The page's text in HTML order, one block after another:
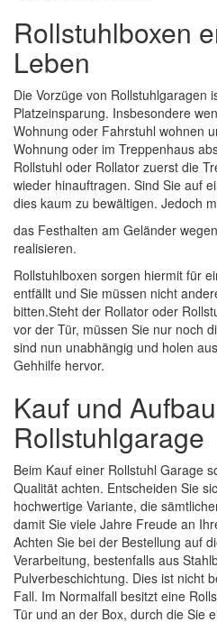
Rollstuhlboxen
Leben
Die Vorzüge von Rollstuhlgaragen
Platzeinsparung. Insbesondere
Wohnung oder Fahrstuhl wohnen
Wohnung oder im Treppenhaus
Rollstuhl oder Rollator zuerst die
wieder hinauftragen. Sind Sie auf
dies kaum zu bewältigen. Jedoch
das Festhalten am Geländer
realisieren.
Rollstuhlboxen sorgen hiermit für
entfällt und Sie müssen nicht
bitten.Steht der Rollator oder
vor der Tür, müssen Sie nur noch
sind nun unabhängig und holen
Gehhilfe hervor.
Kauf und
Rollstuhlgarage
Beim Kauf einer Rollstuhl Garage
Qualität achten. Entscheiden Sie
hochwertige Variante, die
damit Sie viele Jahre Freude an
Achten Sie bei der Bestellung auf
Verarbeitung, bestenfalls aus
Pulverbeschichtung. Dies ist nicht
Fall. Im Normalfall besitzt eine
Tür und an der Box, durch die Sie